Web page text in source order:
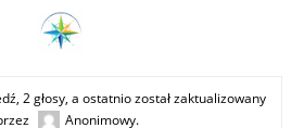
2 głosy, a ostatnio został zaktualizowany
Anonimowy.